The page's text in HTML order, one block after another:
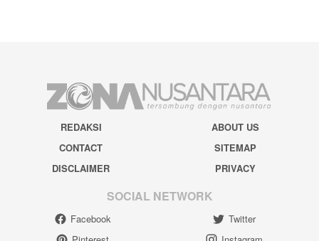
REDAKSI
ABOUT US
CONTACT
SITEMAP
DISCLAIMER
PRIVACY
SOCIAL NETWORK
Facebook
Twitter